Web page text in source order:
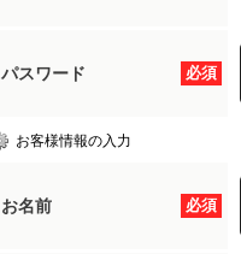
必須
パスワード
お客様情報の入力
必須
お名前